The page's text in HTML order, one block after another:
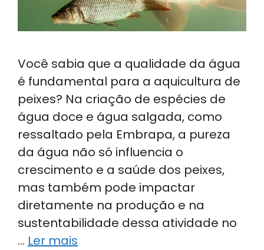
Você sabia que a qualidade da água
é fundamental para a aquicultura de
peixes? Na criação de espécies de
água doce e água salgada, como
ressaltado pela Embrapa, a pureza
da água não só influencia o
crescimento e a saúde dos peixes,
mas também pode impactar
diretamente na produção e na
sustentabilidade dessa atividade no
… Ler mais